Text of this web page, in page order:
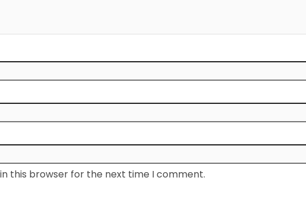
this browser for the next time I comment.